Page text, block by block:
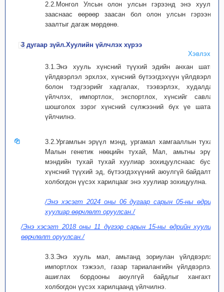
2.2.Монгол Улсын олон улсын гэрээнд энэ хуульд
зааснаас өөрөөр заасан бол олон улсын гэрээний
заалтыг дагаж мөрдөнө.
3 дугаар зүйл.Хуулийн үйлчлэх хүрээ
Хэвлэх
3.1.Энэ хууль хүнсний түүхий эдийн анхан шатны
үйлдвэрлэл эрхлэх, хүнсний бүтээгдэхүүн үйлдвэрлэх
болон тэдгээрийг хадгалах, тээвэрлэх, худалдах,
үйлчлэх, импортлох, экспортлох, хүнсийг савлах,
шошголох зэрэг хүнсний сүлжээний бүх үе шатанд
үйлчилнэ.
3.2.Ургамлын эрүүл мэнд, ургамал хамгааллын тухай,
Малын генетик нөөцийн тухай, Мал, амьтны эрүүл
мэндийн тухай тухай хуулиар зохицуулснаас бусад
хүнсний түүхий эд, бүтээгдэхүүний аюулгүй байдалтай
холбогдон үүсэх харилцааг энэ хуулиар зохицуулна.
/Энэ хэсэгт 2024 оны 06 дугаар сарын 05-ны өдрийн
хуулиар өөрчлөлт оруулсан./
/Энэ хэсэгт 2018 оны 11 дүгээр сарын 15-ны өдрийн хуулиар
өөрчлөлт оруулсан./
3.3.Энэ хууль мал, амьтанд зориулан үйлдвэрлэх,
импортлох тэжээл, газар тариалангийн үйлдвэрлэлд
ашиглах бордооны аюулгүй байдлыг хангахтай
холбогдон үүсэх харилцаанд үйлчилнэ.